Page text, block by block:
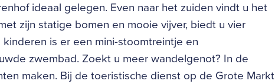
ideaal gelegen. Even naar het zuiden vindt u het
zijn statige bomen en mooie vijver, biedt u vier
is er een mini-stoomtreintje en
zwembad. Zoekt u meer wandelgenot? In de
maken. Bij de toeristische dienst op de Grote Markt